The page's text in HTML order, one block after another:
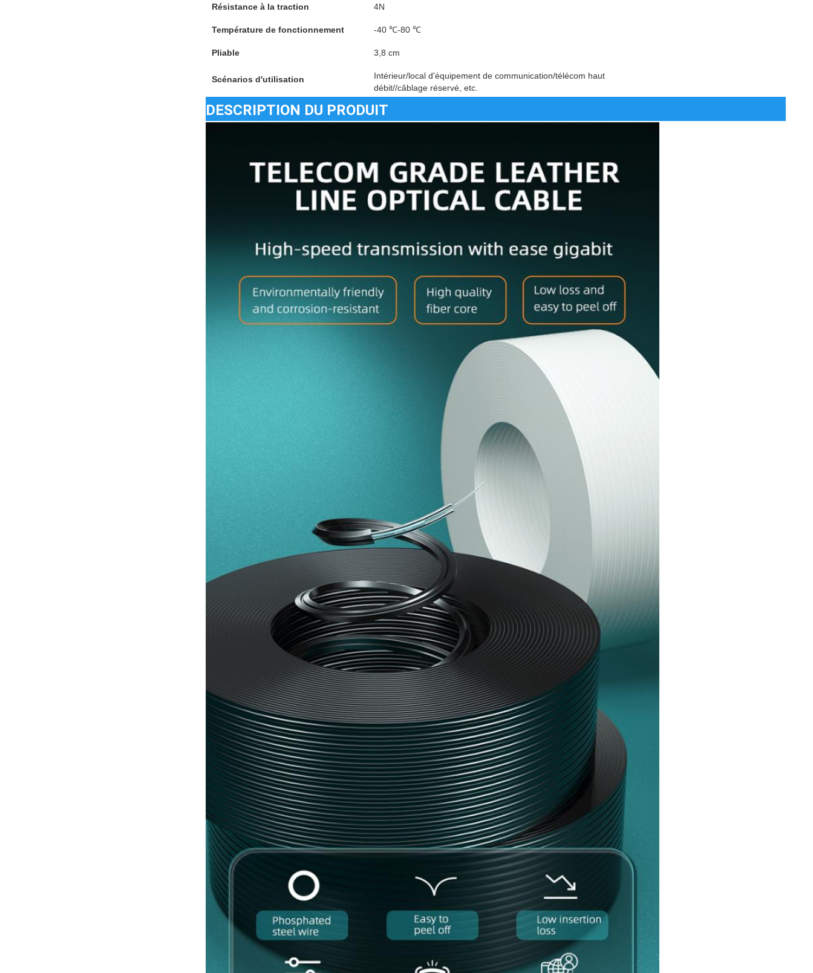
Résistance à la traction 4N
Température de fonctionnement -40 ℃-80 ℃
Pliable 3,8 cm
Scénarios d'utilisation
Intérieur/local d'équipement de communication/télécom haut
débit//câblage réservé, etc.
DESCRIPTION DU PRODUIT